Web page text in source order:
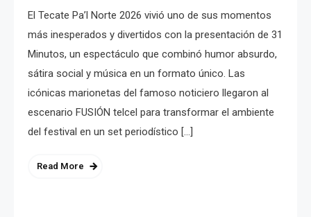
El Tecate Pa’l Norte 2026 vivió uno de sus momentos
más inesperados y divertidos con la presentación de 31
Minutos, un espectáculo que combinó humor absurdo,
sátira social y música en un formato único. Las
icónicas marionetas del famoso noticiero llegaron al
escenario FUSIÓN telcel para transformar el ambiente
del festival en un set periodístico […]
Read More